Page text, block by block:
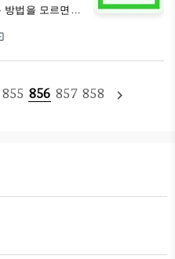
법을 모르면
게 재야 맛있고
? 누수 문제 해
갈비 요리의
낸 LA갈비는 지
855 856 857 858 navigate_next